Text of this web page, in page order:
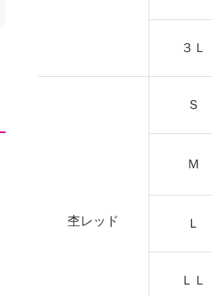
３Ｌ
杢レッド
Ｓ
Ｍ
Ｌ
ＬＬ